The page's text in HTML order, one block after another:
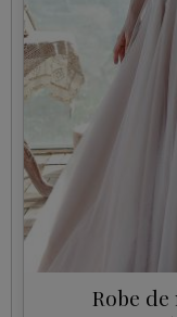
Robe